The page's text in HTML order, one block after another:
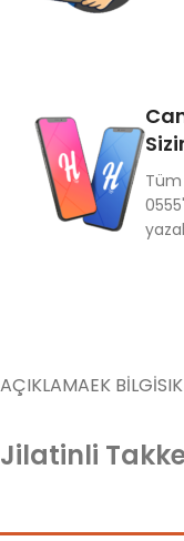
AÇIKLAMAEK BILGI
Jilatinli